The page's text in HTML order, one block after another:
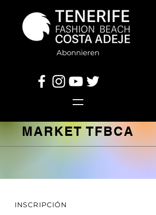
Abonnieren
MARKET TFBCA
INSCRIPCIÓN